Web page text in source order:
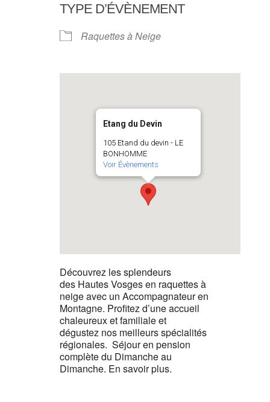
TYPE D’ÉVÈNEMENT
Raquettes à Neige
Etang du Devin
105 Etand du devin - LE
BONHOMME
Voir Évènements
Découvrez les splendeurs
des Hautes Vosges en raquettes à
neige avec un Accompagnateur en
Montagne. Profitez d’une accueil
chaleureux et familiale et
dégustez nos meilleurs spécialités
régionales. Séjour en pension
complète du Dimanche au
Dimanche. En savoir plus.